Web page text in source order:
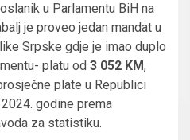
u Parlamentu BiH na
je proveo jedan mandat u
Srpske gdje je imao duplo
platu od 3 052 KM,
plate u Republici
godine prema
za statistiku.